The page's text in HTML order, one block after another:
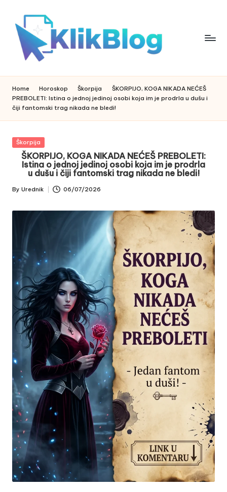
content
li
b
l
o
g
Home Horoskop Škorpija
ŠKORPIJO, KOGA NIKADA NEĆEŠ
PREBOLETI: Istina o jednoj jedinoj osobi koja im je prodrla u dušu i
čiji fantomski trag nikada ne bledi!
Posted
Škorpija
ŠKORPIJO, KOGA NIKADA NEĆEŠ PREBOLETI:
Istina o jednoj jedinoj osobi koja im je prodrla
u dušu i čiji fantomski trag nikada ne bledi!
Posted
By Urednik 06/07/2026